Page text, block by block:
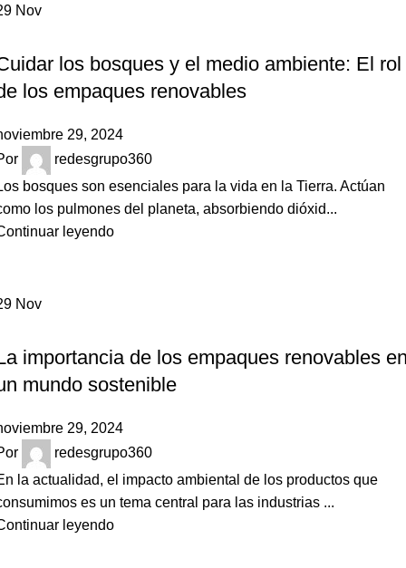
Nov
los bosques y el medio ambiente: El rol
los empaques renovables
29, 2024
redesgrupo360
bosques son esenciales para la vida en la Tierra. Actúan
los pulmones del planeta, absorbiendo dióxid...
leyendo
Nov
importancia de los empaques renovables
mundo sostenible
29, 2024
redesgrupo360
la actualidad, el impacto ambiental de los productos que
es un tema central para las industrias ...
leyendo